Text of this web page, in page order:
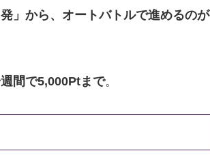
」から、オートバトルで進めるのが
間で5,000Ptまで。